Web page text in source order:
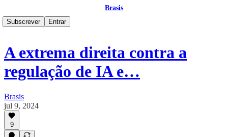
Brasis
Subscrever
Entrar
A extrema direita contra a
regulação de IA e…
Brasis
jul 9, 2024
9